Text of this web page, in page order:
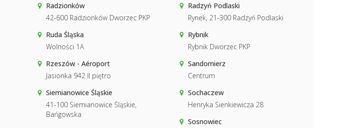
Radzionków
42-600 Radzionków Dworzec PKP
Radzyń Podlaski
Rynek, 21-300 Radzyń Podlaski
Ruda Śląska
Wolności 1A
Rybnik
Rybnik Dworzec PKP
Rzeszów - Aéroport
Jasionka 942 II piętro
Sandomierz
Centrum
Siemianowice Śląskie
41-100 Siemianowice Śląskie,
Bańgowska
Sochaczew
Henryka Sienkiewicza 28
Sosnowiec